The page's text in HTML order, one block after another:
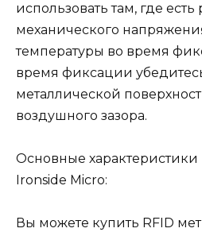
использовать там, где
механического
температуры во время
время фиксации
металлической
воздушного зазора.
Основные характеристики
Ironside Micro:
Вы можете купить RFID